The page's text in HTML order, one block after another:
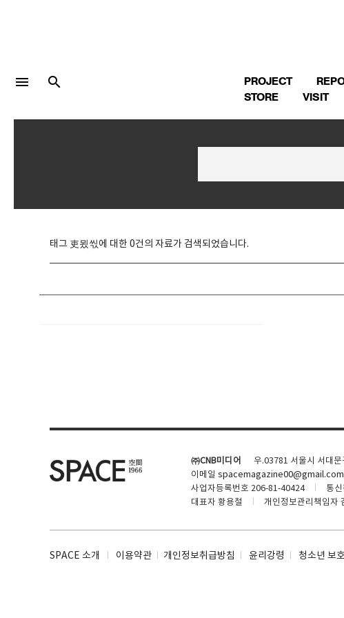
Twitter 로그인
기사문의
Contact
menu search PROJECT
STORE
VISIT
태그 吏묐씫에 대한 0건의 자료가 검색되었습니다.
㈜CNB미디어
우.03781 서울시 서대
이메일 spacemagazine00@gmail.com
사업자등록번호 206-81-40424
통
대표자 황용철
개인정보관리책임자
SPACE 소개 이용약관 개인정보취급방침 윤리강령 청소년 보